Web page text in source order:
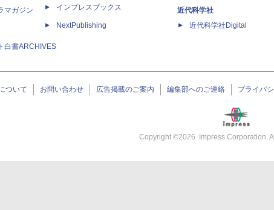
マガジン
白書ARCHIVES
インプレスブックス
NextPublishing
近代科学社
近代科学社Digital
ついて お問い合わせ 広告掲載のご案内 編集部へのご連絡 プライバ
Copyright ©2026 Impress Corporation.